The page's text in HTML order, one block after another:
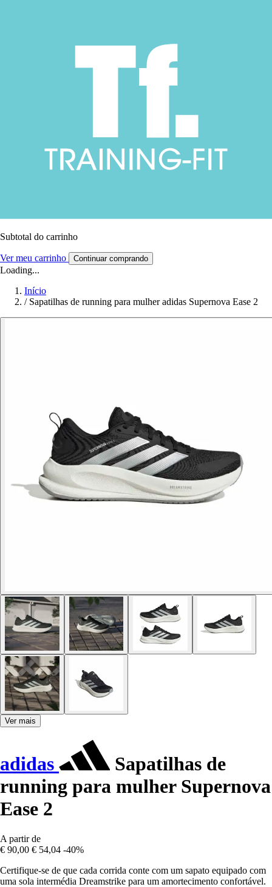
Subtotal do carrinho
Ver meu carrinho Continuar comprando
Loading...
Início
/ Sapatilhas de running para mulher adidas Supernova Ease 2
Ver mais
adidas
Sapatilhas de
running para mulher Supernova
Ease 2
A partir de
€ 90,00 € 54,04 -40%
Certifique-se de que cada corrida conte com um sapato equipado com
uma sola intermédia Dreamstrike para um amortecimento confortável.